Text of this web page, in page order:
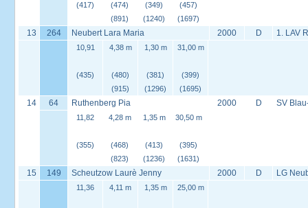
(417)
(474)
(891)
(349)
(1240)
(457)
(1697)
13 264 Neubert Lara Maria 2000 D 1. LAV
10,91
(435)
4,38 m
(480)
(915)
1,30 m
(381)
(1296)
31,00 m
(399)
(1695)
14 64 Ruthenberg Pia 2000 D SV
11,82
(355)
4,28 m
(468)
(823)
1,35 m
(413)
(1236)
30,50 m
(395)
(1631)
15 149 Scheutzow Laurè Jenny 2000 D LG
11,36 4,11 m 1,35 m 25,00 m